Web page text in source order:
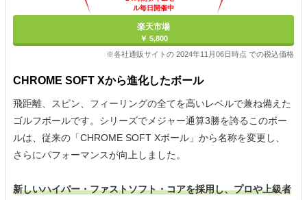
ル毎日開催中
楽天市場
￥ 5,800
※各社通販サイトの 2024年11月06日時点 での税込価格
CHROME SOFT Xから進化したボール
飛距離、スピン、フィーリングの全てを高いレベルで兼ね備えた
ゴルフボールです。シリーズでメジャー通算3勝を誇るこのボー
ルは、従来の「CHROME SOFT Xボール」から名称を変更し、
さらにパフォーマンスが向上しました。
新しいハイパー・ファストソフト・コアを採用し、プロや上級者